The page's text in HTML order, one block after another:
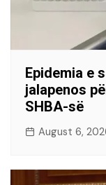
Epidemia e
jalapenos
SHBA-së
August 6,